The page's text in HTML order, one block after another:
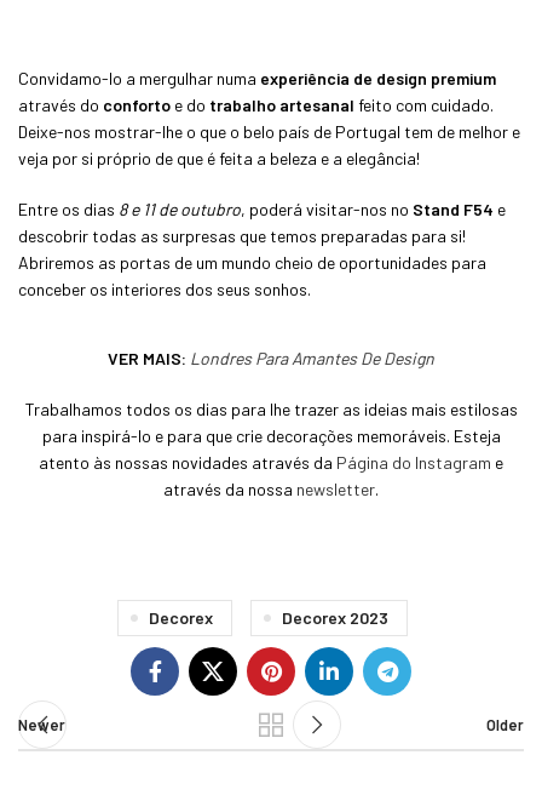
Convidamo-lo a mergulhar numa experiência de design premium
através do conforto e do trabalho artesanal feito com cuidado.
Deixe-nos mostrar-lhe o que o belo país de Portugal tem de melhor e
veja por si próprio de que é feita a beleza e a elegância!
Entre os dias 8 e 11 de outubro, poderá visitar-nos no Stand F54 e
descobrir todas as surpresas que temos preparadas para si!
Abriremos as portas de um mundo cheio de oportunidades para
conceber os interiores dos seus sonhos.
VER MAIS: Londres Para Amantes De Design
Trabalhamos todos os dias para lhe trazer as ideias mais estilosas
para inspirá-lo e para que crie decorações memoráveis. Esteja
atento às nossas novidades através da Página do Instagram e
através da nossa newsletter.
Decorex Decorex 2023
Newer Older